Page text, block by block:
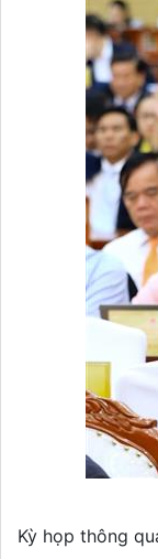
Kỳ họp thông